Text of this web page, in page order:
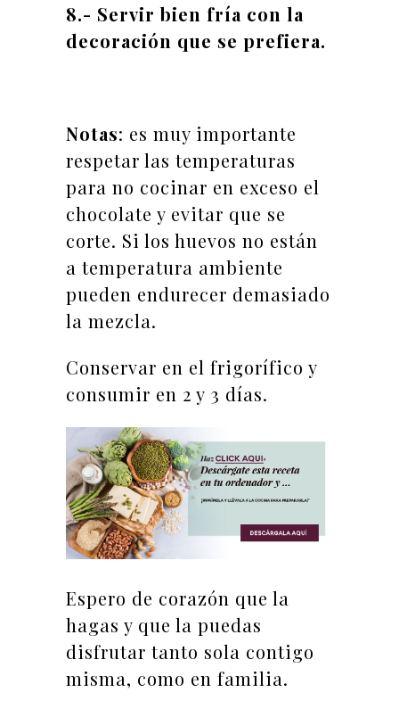
8.- Servir bien fría con la
decoración que se prefiera.
Notas: es muy importante
respetar las temperaturas
para no cocinar en exceso el
chocolate y evitar que se
corte. Si los huevos no están
a temperatura ambiente
pueden endurecer demasiado
la mezcla.
Conservar en el frigorífico y
consumir en 2 y 3 días.
Espero de corazón que la
hagas y que la puedas
disfrutar tanto sola contigo
misma, como en familia.